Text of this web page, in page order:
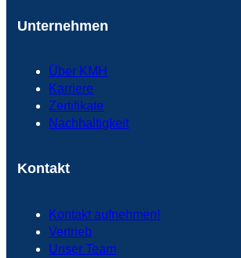
Unternehmen
Über KMH
Karriere
Zertifikate
Nachhaltigkeit
Kontakt
Kontakt aufnehmen!
Vertrieb
Unser Team